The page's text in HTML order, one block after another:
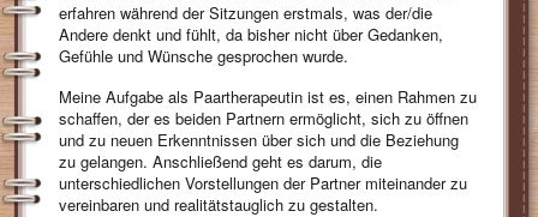
erfahren während der Sitzungen erstmals, was der/die
Andere denkt und fühlt, da bisher nicht über Gedanken,
Gefühle und Wünsche gesprochen wurde.
Meine Aufgabe als Paartherapeutin ist es, einen Rahmen zu
schaffen, der es beiden Partnern ermöglicht, sich zu öffnen
und zu neuen Erkenntnissen über sich und die Beziehung
zu gelangen. Anschließend geht es darum, die
unterschiedlichen Vorstellungen der Partner miteinander zu
vereinbaren und realitätstauglich zu gestalten.